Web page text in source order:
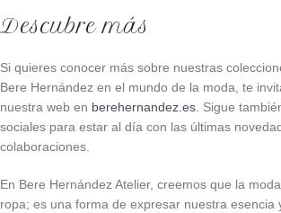
Descubre más
Si quieres conocer más sobre nuestras
Bere Hernández en el mundo de la moda, te
nuestra web en berehernandez.es . Sigue
sociales para estar al día con las últimas
colaboraciones.
En Bere Hernández Atelier, creemos que la
ropa; es una forma de expresar nuestra esencia